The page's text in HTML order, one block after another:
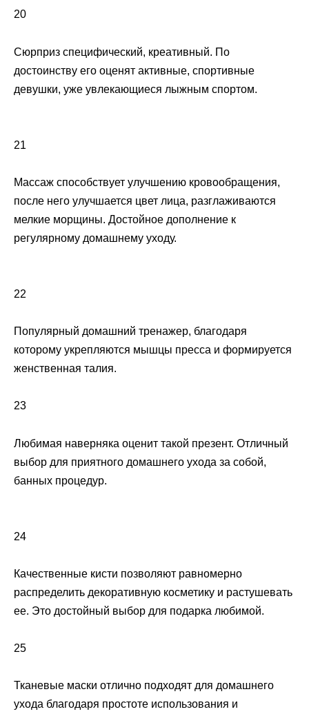
20
Сюрприз специфический, креативный. По
достоинству его оценят активные, спортивные
девушки, уже увлекающиеся лыжным спортом.
21
Массаж способствует улучшению кровообращения,
после него улучшается цвет лица, разглаживаются
мелкие морщины. Достойное дополнение к
регулярному домашнему уходу.
22
Популярный домашний тренажер, благодаря
которому укрепляются мышцы пресса и формируется
женственная талия.
23
Любимая наверняка оценит такой презент. Отличный
выбор для приятного домашнего ухода за собой,
банных процедур.
24
Качественные кисти позволяют равномерно
распределить декоративную косметику и растушевать
ее. Это достойный выбор для подарка любимой.
25
Тканевые маски отлично подходят для домашнего
ухода благодаря простоте использования и